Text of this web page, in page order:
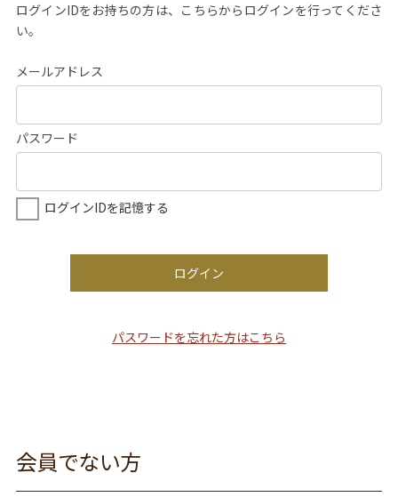
ログインIDをお持ちの方は、こちらからログインを行ってくださ
い。
メールアドレス
パスワード
ログインIDを記憶する
ログイン
パスワードを忘れた方はこちら
会員でない方